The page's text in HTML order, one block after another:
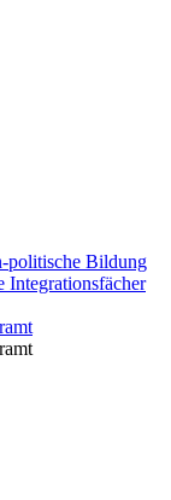
politische Bildung
Integrationsfächer